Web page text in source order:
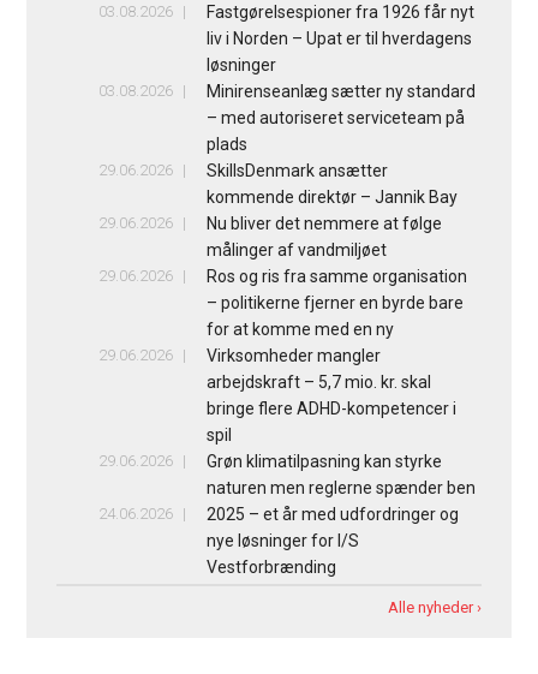
03.08.2026
Fastgørelsespioner fra 1926 får nyt
liv i Norden – Upat er til hverdagens
løsninger
03.08.2026
Minirenseanlæg sætter ny standard
– med autoriseret serviceteam på
plads
29.06.2026
SkillsDenmark ansætter
kommende direktør – Jannik Bay
29.06.2026
Nu bliver det nemmere at følge
målinger af vandmiljøet
29.06.2026
Ros og ris fra samme organisation
– politikerne fjerner en byrde bare
for at komme med en ny
29.06.2026
Virksomheder mangler
arbejdskraft – 5,7 mio. kr. skal
bringe flere ADHD-kompetencer i
spil
29.06.2026
Grøn klimatilpasning kan styrke
naturen men reglerne spænder ben
24.06.2026
2025 – et år med udfordringer og
nye løsninger for I/S
Vestforbrænding
Alle nyheder ›